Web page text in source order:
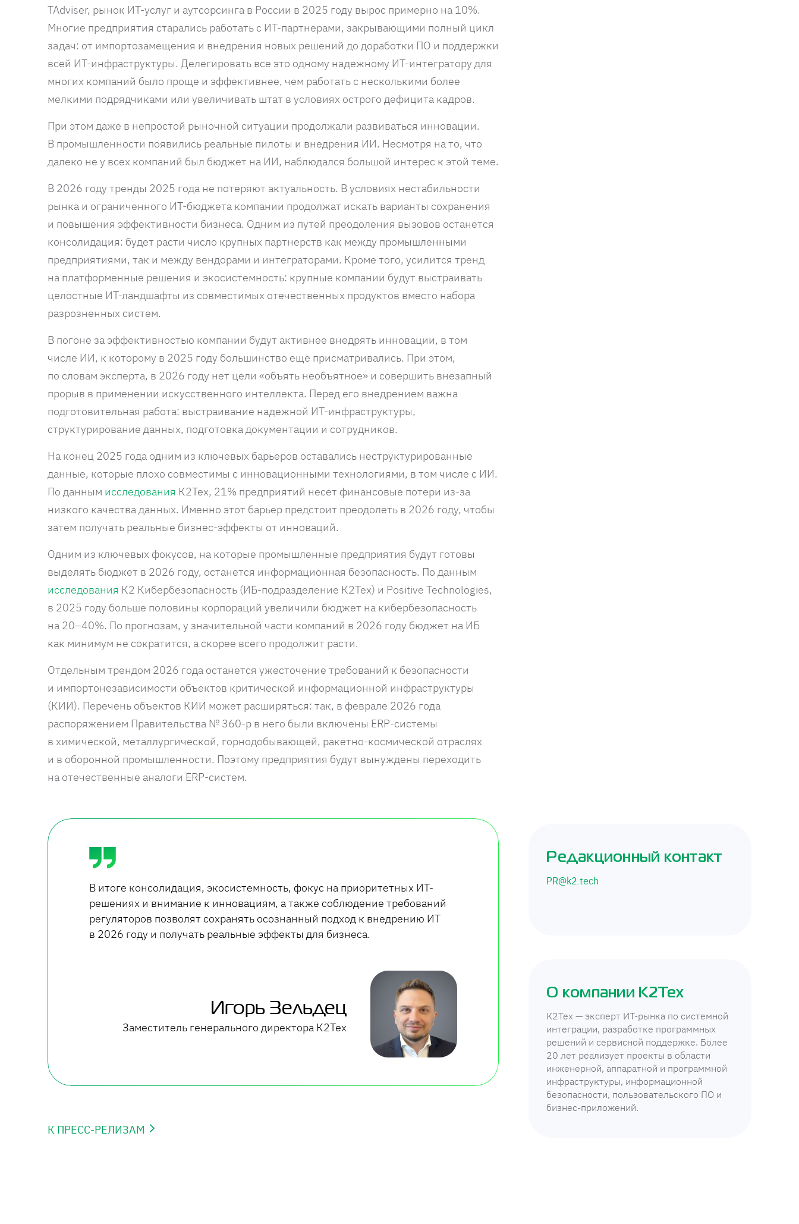
TAdviser, рынок ИТ-услуг и аутсорсинга в России в 2025 году вырос примерно на 10%.
Многие предприятия старались работать с ИТ-партнерами, закрывающими полный цикл
задач: от импортозамещения и внедрения новых решений до доработки ПО и поддержки
всей ИТ-инфраструктуры. Делегировать все это одному надежному ИТ-интегратору для
многих компаний было проще и эффективнее, чем работать с несколькими более
мелкими подрядчиками или увеличивать штат в условиях острого дефицита кадров.
При этом даже в непростой рыночной ситуации продолжали развиваться инновации.
В промышленности появились реальные пилоты и внедрения ИИ. Несмотря на то, что
далеко не у всех компаний был бюджет на ИИ, наблюдался большой интерес к этой теме.
В 2026 году тренды 2025 года не потеряют актуальность. В условиях нестабильности
рынка и ограниченного ИТ-бюджета компании продолжат искать варианты сохранения
и повышения эффективности бизнеса. Одним из путей преодоления вызовов останется
консолидация: будет расти число крупных партнерств как между промышленными
предприятиями, так и между вендорами и интеграторами. Кроме того, усилится тренд
на платформенные решения и экосистемность: крупные компании будут выстраивать
целостные ИТ-ландшафты из совместимых отечественных продуктов вместо набора
разрозненных систем.
В погоне за эффективностью компании будут активнее внедрять инновации, в том
числе ИИ, к которому в 2025 году большинство еще присматривались. При этом,
по словам эксперта, в 2026 году нет цели «объять необъятное» и совершить внезапный
прорыв в применении искусственного интеллекта. Перед его внедрением важна
подготовительная работа: выстраивание надежной ИТ-инфраструктуры,
структурирование данных, подготовка документации и сотрудников.
На конец 2025 года одним из ключевых барьеров оставались неструктурированные
данные, которые плохо совместимы с инновационными технологиями, в том числе с ИИ.
По данным исследования К2Тех, 21% предприятий несет финансовые потери из-за
низкого качества данных. Именно этот барьер предстоит преодолеть в 2026 году, чтобы
затем получать реальные бизнес-эффекты от инноваций.
Одним из ключевых фокусов, на которые промышленные предприятия будут готовы
выделять бюджет в 2026 году, останется информационная безопасность. По данным
исследования К2 Кибербезопасность (ИБ-подразделение К2Тех) и Positive Technologies,
в 2025 году больше половины корпораций увеличили бюджет на кибербезопасность
на 20–40%. По прогнозам, у значительной части компаний в 2026 году бюджет на ИБ
как минимум не сократится, а скорее всего продолжит расти.
Отдельным трендом 2026 года останется ужесточение требований к безопасности
и импортонезависимости объектов критической информационной инфраструктуры
(КИИ). Перечень объектов КИИ может расширяться: так, в феврале 2026 года
распоряжением Правительства № 360-р в него были включены ERP-системы
в химической, металлургической, горнодобывающей, ракетно-космической отраслях
и в оборонной промышленности. Поэтому предприятия будут вынуждены переходить
на отечественные аналоги ERP-систем.
В итоге консолидация, экосистемность, фокус на приоритетных ИТ-
решениях и внимание к инновациям, а также соблюдение требований
регуляторов позволят сохранять осознанный подход к внедрению ИТ
в 2026 году и получать реальные эффекты для бизнеса.
Игорь Зельдец
Заместитель генерального директора К2Тех
К ПРЕСС-РЕЛИЗАМ
Редакционный контакт
PR@k2.tech
О компании К2Тех
К2Тех — эксперт ИТ-рынка по системной
интеграции, разработке программных
решений и сервисной поддержке. Более
20 лет реализует проекты в области
инженерной, аппаратной и программной
инфраструктуры, информационной
безопасности, пользовательского ПО и
бизнес-приложений.